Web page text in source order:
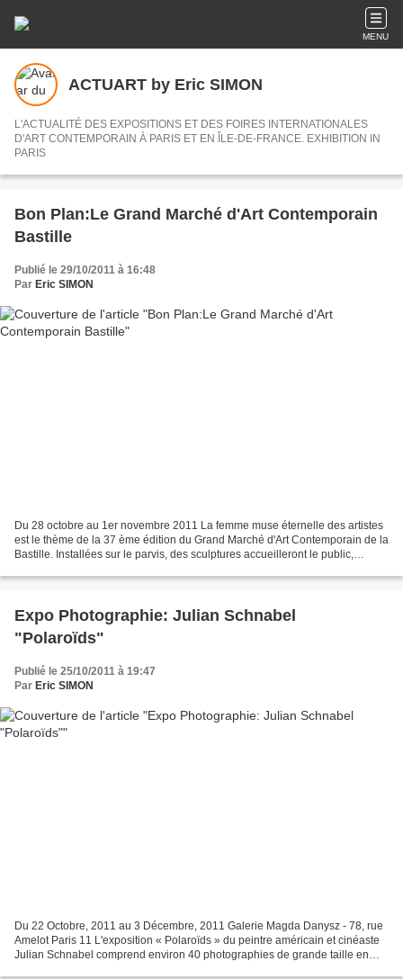
MENU
ACTUART by Eric SIMON
L'ACTUALITÉ DES EXPOSITIONS ET DES FOIRES INTERNATIONALES
D'ART CONTEMPORAIN À PARIS ET EN ÎLE-DE-FRANCE. EXHIBITION IN
PARIS
Bon Plan:Le Grand Marché d'Art Contemporain
Bastille
Publié le 29/10/2011 à 16:48
Par Eric SIMON
Du 28 octobre au 1er novembre 2011 La femme muse éternelle des artistes
est le thème de la 37 ème édition du Grand Marché d'Art Contemporain de la
Bastille. Installées sur le parvis, des sculptures accueilleront le public,
Expo Photographie: Julian Schnabel
"Polaroïds"
Publié le 25/10/2011 à 19:47
Par Eric SIMON
Du 22 Octobre, 2011 au 3 Décembre, 2011 Galerie Magda Danysz - 78, rue
Amelot Paris 11 L'exposition « Polaroïds » du peintre américain et cinéaste
Julian Schnabel comprend environ 40 photographies de grande taille en